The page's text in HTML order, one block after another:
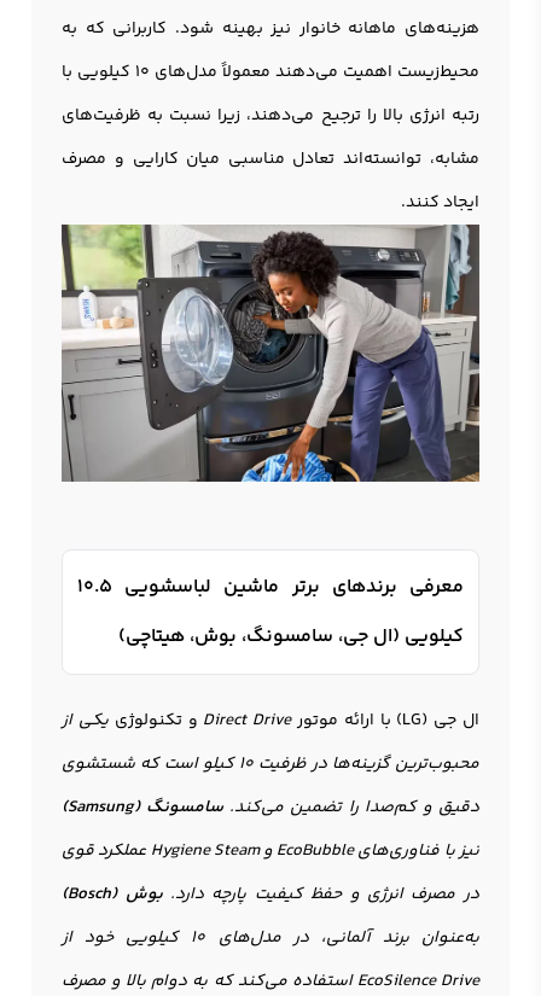
هزینه‌های ماهانه خانوار نیز بهینه شود. کاربرانی که به
محیط‌زیست اهمیت می‌دهند معمولاً مدل‌های ۱۰ کیلویی با
رتبه انرژی بالا را ترجیح می‌دهند، زیرا نسبت به ظرفیت‌های
مشابه، توانسته‌اند تعادل مناسبی میان کارایی و مصرف
ایجاد کنند.
معرفی برندهای برتر ماشین لباسشویی 10.5
کیلویی (ال جی، سامسونگ، بوش، هیتاچی)
ال جی (LG) با ارائه موتور Direct Drive و تکنولوژییکی از
محبوب‌ترین گزینه‌ها در ظرفیت 10 کیلو است که شستشوی
دقیق و کم‌صدا را تضمین می‌کند.سامسونگ (Samsung)
نیز با فناوری‌هایEcoBubbleوHygiene Steam عملکرد قوی
در مصرف انرژی و حفظ کیفیت پارچه دارد.بوش (Bosch)
به‌عنوان برند آلمانی، در مدل‌های 10 کیلویی خود از
EcoSilence Driveاستفاده می‌کند که به دوام بالا و مصرف